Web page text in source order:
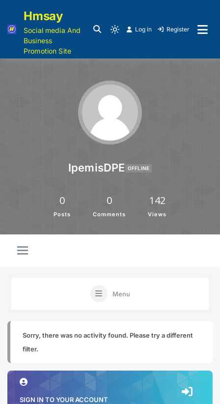
Hmsay
Social media And
Business
Promotion Site
Log in Register
IpemisDPE OFFLINE
0
Posts
0
Comments
142
Views
Menu
Sorry, there was no activity found. Please try a different
filter.
SIGN IN TO YOUR ACCOUNT